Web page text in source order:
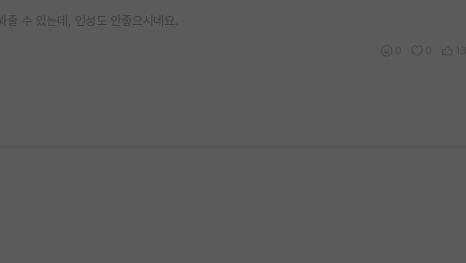
수 있는데, 인성도 안좋으시네요.